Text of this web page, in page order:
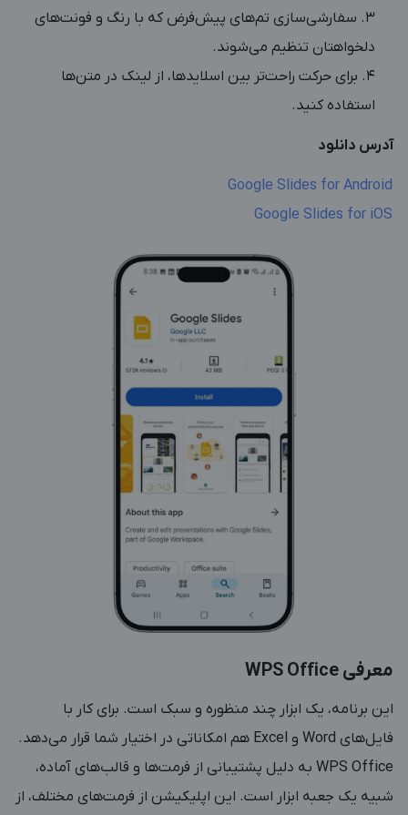
سفارشی‌سازی تم‌های پیش‌فرض که با رنگ و فونت‌های
دلخواهتان تنظیم می‌شوند.
برای حرکت راحت‌تر بین اسلایدها، از لینک در متن‌ها
استفاده کنید.
آدرس دانلود
معرفی WPS Office
این برنامه، یک ابزار چند منظوره و سبک است. برای کار با
فایل‌های Word و Excel هم امکاناتی در اختیار شما قرار می‌دهد.
WPS Office به دلیل پشتیبانی از فرمت‌ها و قالب‌های آماده،
شبیه یک جعبه ابزار است. این اپلیکیشن از فرمت‌های مختلف، از